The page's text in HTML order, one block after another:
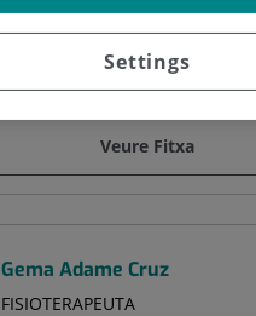
FISIOTERAPEUTA
Medicina Física i Rehabilitació
Veure Fitxa
Gema Adame Cruz
FISIOTERAPEUTA
Settings